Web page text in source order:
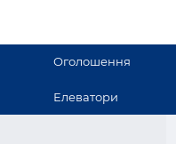
Оголошення
Елеватори